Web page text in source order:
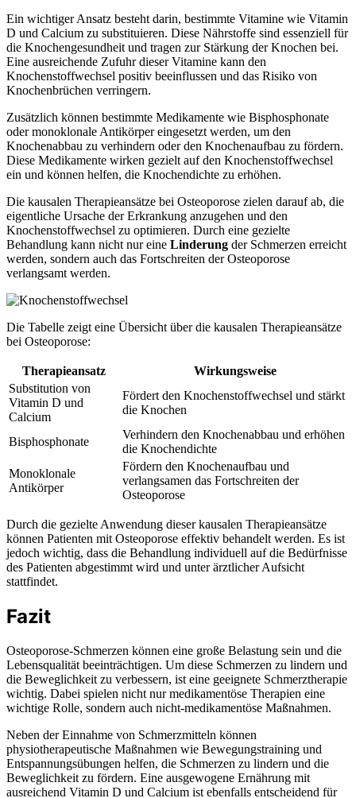
Ein wichtiger Ansatz besteht darin, bestimmte Vitamine wie Vitamin
D und Calcium zu substituieren. Diese Nährstoffe sind essenziell für
die Knochengesundheit und tragen zur Stärkung der Knochen bei.
Eine ausreichende Zufuhr dieser Vitamine kann den
Knochenstoffwechsel positiv beeinflussen und das Risiko von
Knochenbrüchen verringern.
Zusätzlich können bestimmte Medikamente wie Bisphosphonate
oder monoklonale Antikörper eingesetzt werden, um den
Knochenabbau zu verhindern oder den Knochenaufbau zu fördern.
Diese Medikamente wirken gezielt auf den Knochenstoffwechsel
ein und können helfen, die Knochendichte zu erhöhen.
Die kausalen Therapieansätze bei Osteoporose zielen darauf ab, die
eigentliche Ursache der Erkrankung anzugehen und den
Knochenstoffwechsel zu optimieren. Durch eine gezielte
Behandlung kann nicht nur eine Linderung der Schmerzen erreicht
werden, sondern auch das Fortschreiten der Osteoporose
verlangsamt werden.
Die Tabelle zeigt eine Übersicht über die kausalen Therapieansätze
bei Osteoporose:
Therapieansatz
Wirkungsweise
Substitution von
Vitamin D und
Calcium
Fördert den Knochenstoffwechsel und stärkt
die Knochen
Bisphosphonate
Verhindern den Knochenabbau und erhöhen
die Knochendichte
Monoklonale
Antikörper
Fördern den Knochenaufbau und
verlangsamen das Fortschreiten der
Osteoporose
Durch die gezielte Anwendung dieser kausalen Therapieansätze
können Patienten mit Osteoporose effektiv behandelt werden. Es ist
jedoch wichtig, dass die Behandlung individuell auf die Bedürfnisse
des Patienten abgestimmt wird und unter ärztlicher Aufsicht
stattfindet.
Fazit
Osteoporose-Schmerzen können eine große Belastung sein und die
Lebensqualität beeinträchtigen. Um diese Schmerzen zu lindern und
die Beweglichkeit zu verbessern, ist eine geeignete Schmerztherapie
wichtig. Dabei spielen nicht nur medikamentöse Therapien eine
wichtige Rolle, sondern auch nicht-medikamentöse Maßnahmen.
Neben der Einnahme von Schmerzmitteln können
physiotherapeutische Maßnahmen wie Bewegungstraining und
Entspannungsübungen helfen, die Schmerzen zu lindern und die
Beweglichkeit zu fördern. Eine ausgewogene Ernährung mit
ausreichend Vitamin D und Calcium ist ebenfalls entscheidend für